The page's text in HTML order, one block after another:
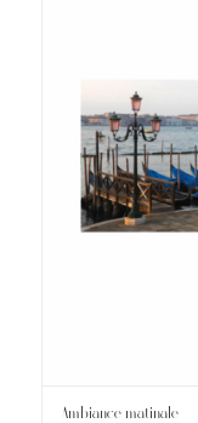
Ambiance matinale